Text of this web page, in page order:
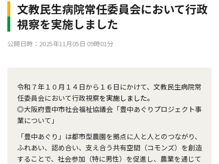
文教民生病院常任委員会において行政
視察を実施しました
公開日時：2025年11月05日 09時01分
令和７年１０月１４日から１６日にかけて、文教民生病院常
任委員会において行政視察を実施しました。
◎大阪府豊中市社会福祉協議会「豊中あぐりプロジェクト事
業について」
「豊中あぐり」は都市型農園を拠点に人と人とのつながり、
ふれあい、認め合い、支え合う共有空間（コモンズ）を創造
することで、社会参加（特に男性）を促進し、農業を通じて